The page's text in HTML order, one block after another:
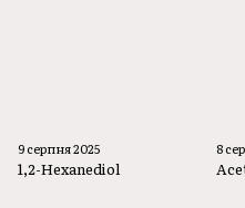
9 серпня 2025
1,2-Hexanediol
8